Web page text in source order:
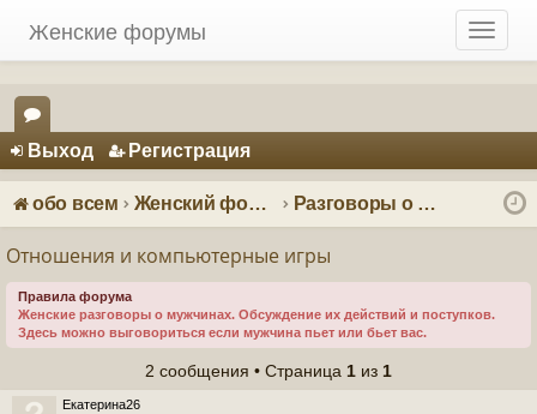
T
o
l
n
v
t
Женские форумы
Регистрация
ор
ум
Выход Регистрация
обо всем Женский форум о мужчинах Разговоры о мужчинах
Отношения и компьютерные игры
Правила форума
Женские разговоры о мужчинах. Обсуждение их действий и поступков.
Здесь можно выговориться если мужчина пьет или бьет вас.
2 сообщения • Страница 1 из 1
Екатерина26